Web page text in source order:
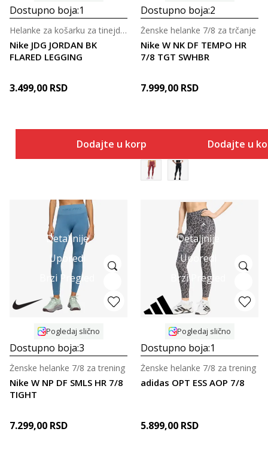
Dostupno boja:1
Nike JDG JORDAN BK
FLARED LEGGING
Helanke za košarku za tinejdžerke
3.499,00 RSD
Dodajte u korpu
Dostupno boja:2
Nike W NK DF TEMPO HR
7/8 TGT SWHBR
Ženske helanke 7/8 za trčanje
7.999,00 RSD
Dodajte u
Detaljnije
Uporedi
Brzi Pregled
Pogledaj slično
Dostupno boja:3
Nike W NP DF SMLS HR 7/8
TIGHT
Ženske helanke 7/8 za trening
7.299,00 RSD
Detaljnije
Uporedi
Brzi Pregled
Pogledaj slično
Dostupno boja:1
adidas OPT ESS AOP 7/8
Ženske helanke 7/8 za trening
5.899,00 RSD